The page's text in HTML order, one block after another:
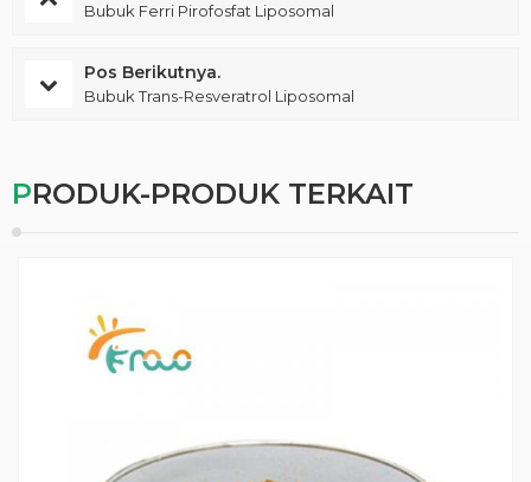
Bubuk Ferri Pirofosfat Liposomal
Pos Berikutnya.
Bubuk Trans-Resveratrol Liposomal
PRODUK-PRODUK TERKAIT